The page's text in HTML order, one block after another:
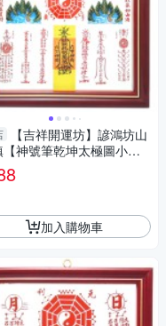
【吉祥開運坊】諺鴻坊山
神號筆乾坤太極圖小型 6
坤太極八卦圖 官帽 葯罐】
加入購物車